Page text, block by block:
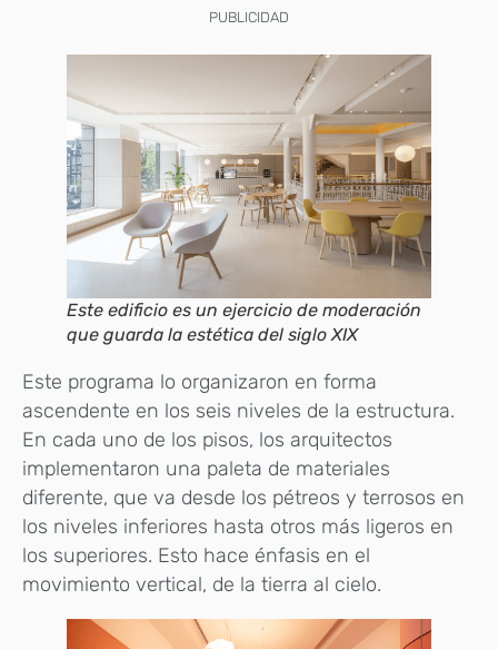
PUBLICIDAD
Este edificio es un ejercicio de moderación
que guarda la estética del siglo XIX
Este programa lo organizaron en forma
ascendente en los seis niveles de la estructura.
En cada uno de los pisos, los arquitectos
implementaron una paleta de materiales
diferente, que va desde los pétreos y terrosos en
los niveles inferiores hasta otros más ligeros en
los superiores. Esto hace énfasis en el
movimiento vertical, de la tierra al cielo.